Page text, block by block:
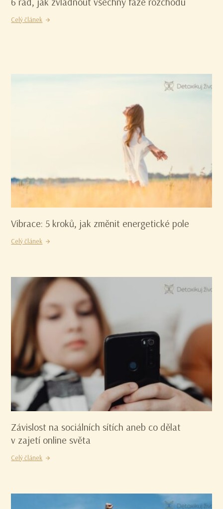
Celý článek
Vibrace: 5 kroků, jak změnit energetické pole
Celý článek
Závislost na sociálních sítích aneb co dělat
v zajetí online světa
Celý článek